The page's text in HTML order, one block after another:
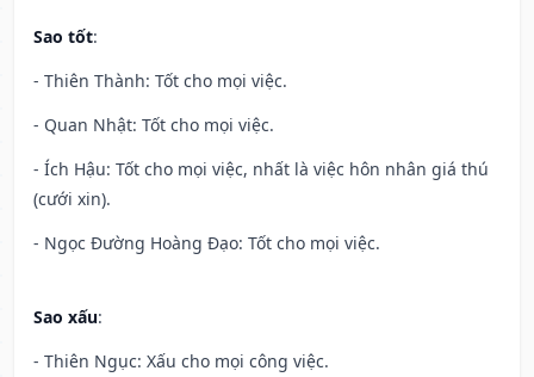
Sao tốt:
- Thiên Thành: Tốt cho mọi việc.
- Quan Nhật: Tốt cho mọi việc.
- Ích Hậu: Tốt cho mọi việc, nhất là việc hôn nhân giá thú
(cưới xin).
- Ngọc Đường Hoàng Đạo: Tốt cho mọi việc.
Sao xấu:
- Thiên Ngục: Xấu cho mọi công việc.